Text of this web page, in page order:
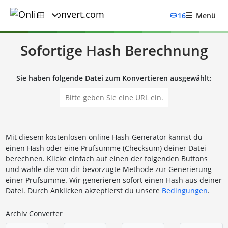
16 Menü
Sofortige Hash Berechnung
Sie haben folgende Datei zum Konvertieren ausgewählt:
Mit diesem kostenlosen online Hash-Generator kannst du
einen Hash oder eine Prüfsumme (Checksum) deiner Datei
berechnen. Klicke einfach auf einen der folgenden Buttons
und wähle die von dir bevorzugte Methode zur Generierung
einer Prüfsumme. Wir generieren sofort einen Hash aus deiner
Datei. Durch Anklicken akzeptierst du unsere Bedingungen.
Archiv Converter